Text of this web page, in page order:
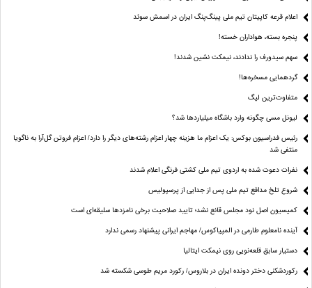
اعلام قرعه کاپیتان تیم ملی پینگ‌پنگ ایران در اسمش سوئد
پنجره بسته، هواداران خسته!
سهم سیدورف را ندادند، نیمکت نشین شدند!
گردهمایی مسخره‌ها!
متفاوت‌ترین لیگ
لیونل مسی چگونه وارد باشگاه میلیاردها شد؟
رئیس فدراسیون بوکس: یک اعزام ما هزینه چهار اعزام رشته‌های دیگر را دارد/ اعزام فروتن گل‌آرا به ناگویا
منتفی شد
نفرات دعوت شده به اردوی تیم ملی کشتی فرنگی اعلام شدند
شروع تلخ مدافع تیم ملی پس از جدایی از پرسپولیس
کمیسیون اصل نود مجلس قانع نشد؛ تایید صلاحیت برخی نامزدها سلیقه‌ای است
آینده نامعلوم طارمی در المپیاکوس/ مهاجم ایرانی پیشنهاد رسمی ندارد
دستیار سابق قلعه‌نویی روی نیمکت ایتالیا
رکوردشکنی دختر دونده ایران در بلاروس/ رکورد مریم طوسی شکسته شد